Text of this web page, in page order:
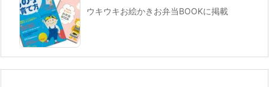
ウキウキお絵かきお弁当BOOKに掲載